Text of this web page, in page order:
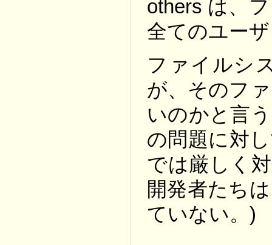
others は、
全てのユー
ファイルシ
が、そのフ
いのかと言
の問題に対
では厳しく
開発者たち
ていない。)